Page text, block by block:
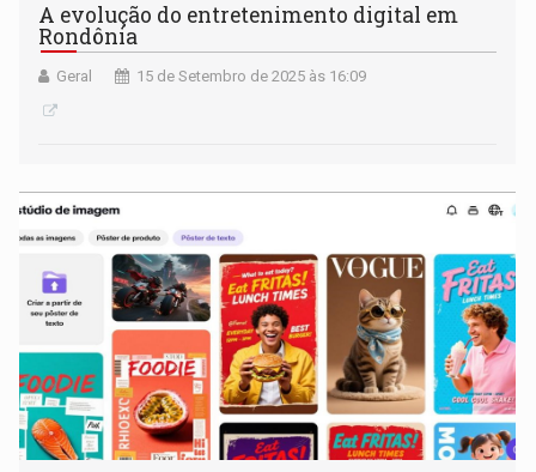
A evolução do entretenimento digital em
Rondônia
Geral 15 de Setembro de 2025 às 16:09